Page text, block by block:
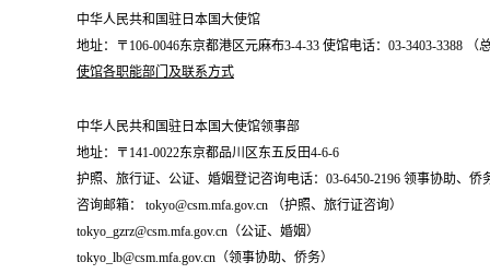
中华人民共和国驻日本国大使馆
地址：〒106-0046东京都港区元麻布3-4-33 使馆电话：03-3403-3388 （
使馆各职能部门及联系方式
中华人民共和国驻日本国大使馆领事部
地址：〒141-0022东京都品川区东五反田4-6-6
护照、旅行证、公证、婚姻登记咨询电话：03-6450-2196 领事协助、侨
咨询邮箱： tokyo@csm.mfa.gov.cn （护照、旅行证咨询）
tokyo_gzrz@csm.mfa.gov.cn（公证、婚姻）
tokyo_lb@csm.mfa.gov.cn（领事协助、侨务）